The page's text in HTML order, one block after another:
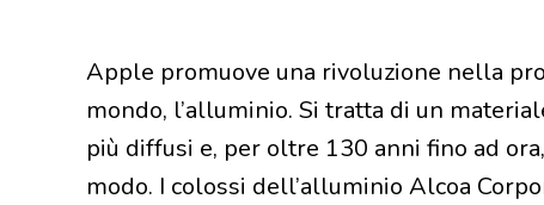
Apple promuove una rivoluzione nella
mondo, l’alluminio. Si tratta di un
più diffusi e, per oltre 130 anni fino ad
modo. I colossi dell’alluminio Alcoa